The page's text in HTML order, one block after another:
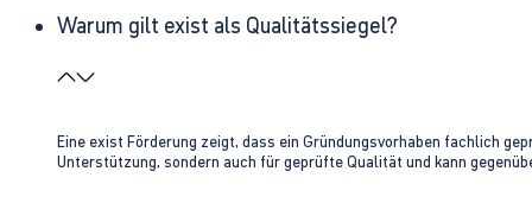
Warum gilt exist als Qualitätssiegel?
Eine exist Förderung zeigt, dass ein Gründungsvorhaben fachlich
Unterstützung, sondern auch für geprüfte Qualität und kann